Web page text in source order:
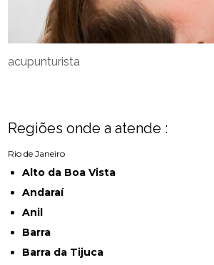
acupunturista
Regiões onde a atende :
Rio de Janeiro
Alto da Boa Vista
Andaraí
Anil
Barra
Barra da Tijuca